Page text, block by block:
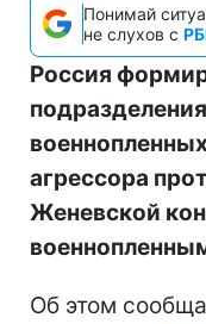
Понимай
не слухов с
Россия
агрессора
Женевской
Об этом